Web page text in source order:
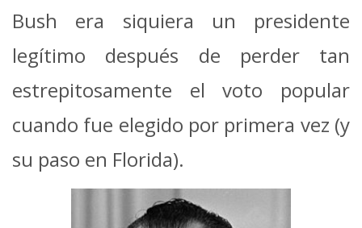
Bush era siquiera un presidente
legítimo después de perder tan
estrepitosamente el voto popular
cuando fue elegido por primera vez (y
su paso en Florida).